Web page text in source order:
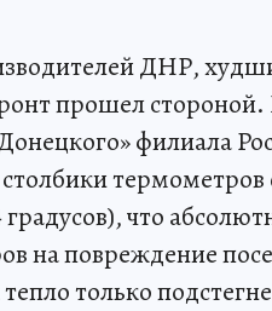
ДНР,
прошел стороной.
филиала
что
на повреждение
только